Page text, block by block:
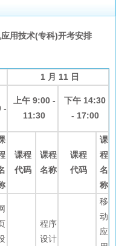
用技术(专科)开考安排
1 月 11 日
-
上午 9:00 -
11:30
下午 14:30
- 17:00
课程
代码
课程
名称
课程
代码
课
程
名
称
程序
设计
移
动
应